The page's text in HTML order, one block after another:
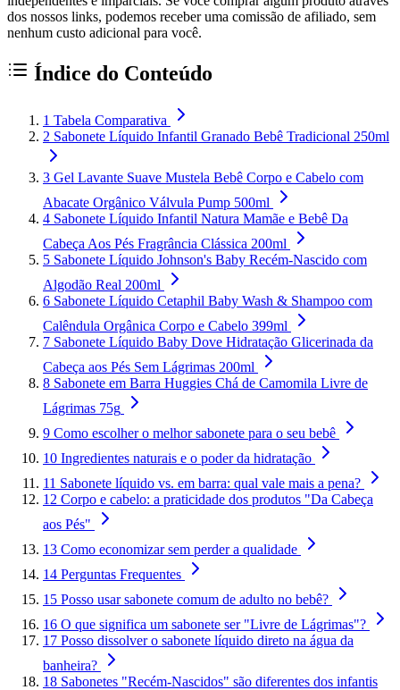
dos nossos links, podemos receber uma comissão de afiliado, sem
nenhum custo adicional para você.
Índice do Conteúdo
1 Tabela Comparativa
2 Sabonete Líquido Infantil Granado Bebê Tradicional 250ml
3 Gel Lavante Suave Mustela Bebê Corpo e Cabelo com
Abacate Orgânico Válvula Pump 500ml
4 Sabonete Líquido Infantil Natura Mamãe e Bebê Da
Cabeça Aos Pés Fragrância Clássica 200ml
5 Sabonete Líquido Johnson's Baby Recém-Nascido com
Algodão Real 200ml
6 Sabonete Líquido Cetaphil Baby Wash & Shampoo com
Calêndula Orgânica Corpo e Cabelo 399ml
7 Sabonete Líquido Baby Dove Hidratação Glicerinada da
Cabeça aos Pés Sem Lágrimas 200ml
8 Sabonete em Barra Huggies Chá de Camomila Livre de
Lágrimas 75g
9 Como escolher o melhor sabonete para o seu bebê
10 Ingredientes naturais e o poder da hidratação
11 Sabonete líquido vs. em barra: qual vale mais a pena?
12 Corpo e cabelo: a praticidade dos produtos "Da Cabeça
aos Pés"
13 Como economizar sem perder a qualidade
14 Perguntas Frequentes
15 Posso usar sabonete comum de adulto no bebê?
16 O que significa um sabonete ser "Livre de Lágrimas"?
17 Posso dissolver o sabonete líquido direto na água da
banheira?
18 Sabonetes "Recém-Nascidos" são diferentes dos infantis